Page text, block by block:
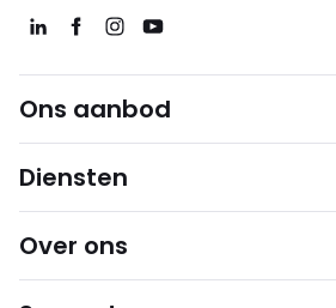
Ons aanbod
Diensten
Over ons